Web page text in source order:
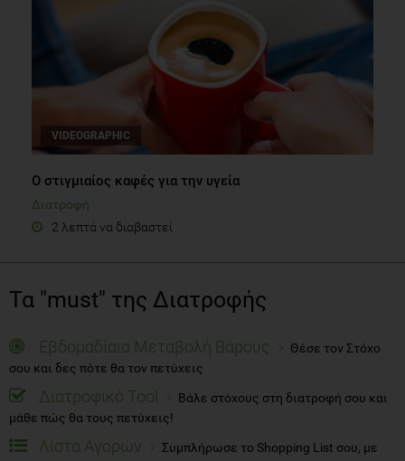
VIDEOGRAPHIC
Ο στιγμιαίος καφές για την υγεία
Διατροφή
2 λεπτά να διαβαστεί
Τα "must" της Διατροφής
Εβδομαδίαια Μεταβολή Βάρους
Θέσε τον Στόχο
σου και δες πότε θα τον πετύχεις
Διατροφικό Tool
Βάλε στόχους στη διατροφή σου και
μάθε πώς θα τους πετύχεις!
Λίστα Αγορών
Συμπλήρωσε το Shopping List σου, με